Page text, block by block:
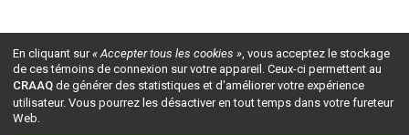
En cliquant sur« Accepter tous les cookies », vous acceptez le stockage
de ces témoins de connexion sur votre appareil. Ceux-ci permettent au
CRAAQ de générer des statistiques et d'améliorer votre expérience
utilisateur. Vous pourrez les désactiver en tout temps dans votre fureteur
Web.